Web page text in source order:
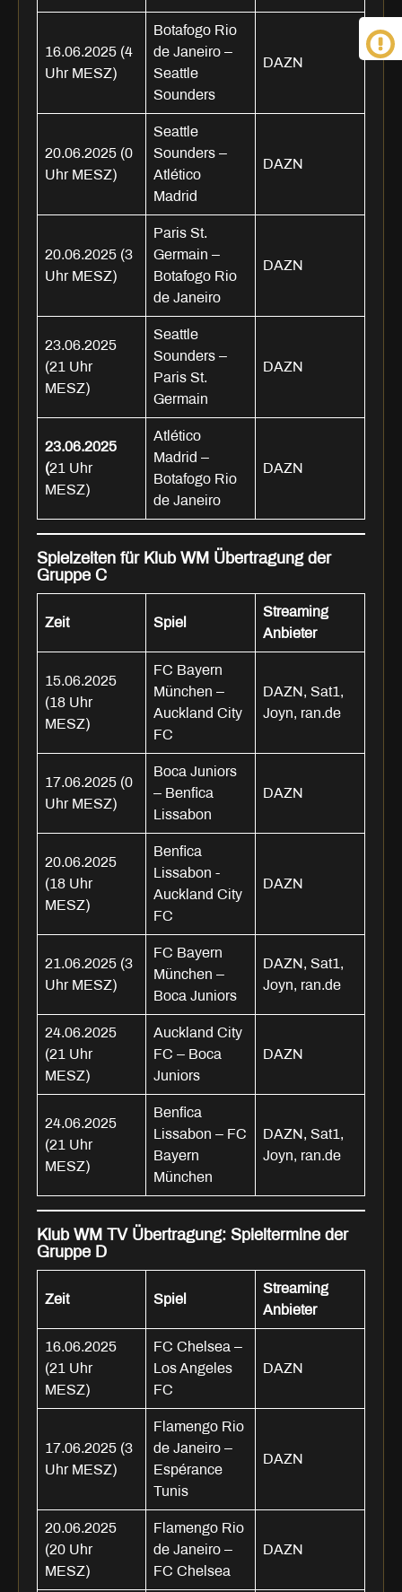
16.06.2025 (4
Uhr MESZ)
Botafogo Rio
de Janeiro –
Seattle
Sounders
DAZN
20.06.2025 (0
Uhr MESZ)
Seattle
Sounders –
Atlético
Madrid
DAZN
20.06.2025 (3
Uhr MESZ)
Paris St.
Germain –
Botafogo Rio
de Janeiro
DAZN
23.06.2025
(21 Uhr
MESZ)
Seattle
Sounders –
Paris St.
Germain
DAZN
23.06.2025
(21 Uhr
MESZ)
Atlético
Madrid –
Botafogo Rio
de Janeiro
DAZN
Spielzeiten für Klub WM Übertragung der
Gruppe C
Zeit Spiel
Streaming
Anbieter
15.06.2025
(18 Uhr
MESZ)
FC Bayern
München –
Auckland City
FC
DAZN, Sat1,
Joyn, ran.de
17.06.2025 (0
Uhr MESZ)
Boca Juniors
– Benfica
Lissabon
DAZN
20.06.2025
(18 Uhr
MESZ)
Benfica
Lissabon -
Auckland City
FC
DAZN
21.06.2025 (3
Uhr MESZ)
FC Bayern
München –
Boca Juniors
DAZN, Sat1,
Joyn, ran.de
24.06.2025
(21 Uhr
MESZ)
Auckland City
FC – Boca
Juniors
DAZN
24.06.2025
(21 Uhr
MESZ)
Benfica
Lissabon – FC
Bayern
München
DAZN, Sat1,
Joyn, ran.de
Klub WM TV Übertragung: Spieltermine der
Gruppe D
Zeit Spiel
Streaming
Anbieter
16.06.2025
(21 Uhr
MESZ)
FC Chelsea –
Los Angeles
FC
DAZN
17.06.2025 (3
Uhr MESZ)
Flamengo Rio
de Janeiro –
Espérance
Tunis
DAZN
20.06.2025
(20 Uhr
MESZ)
Flamengo Rio
de Janeiro –
FC Chelsea
DAZN